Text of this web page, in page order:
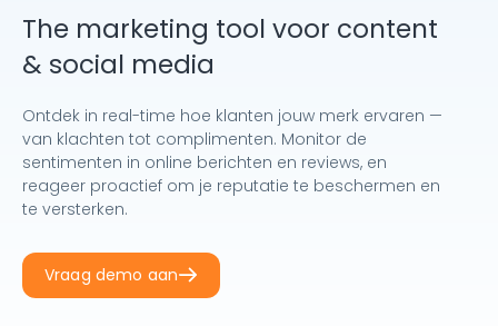
The marketing tool voor content
& social media
Ontdek in real-time hoe klanten jouw merk ervaren —
van klachten tot complimenten. Monitor de
sentimenten in online berichten en reviews, en
reageer proactief om je reputatie te beschermen en
te versterken.
Vraag demo aan